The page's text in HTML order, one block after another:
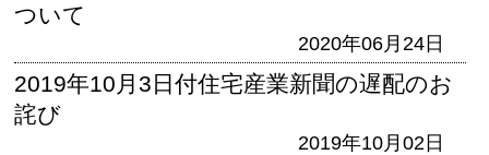
ついて
2020年06月24日
2019年10月3日付住宅産業新聞の遅配のお
詫び
2019年10月02日